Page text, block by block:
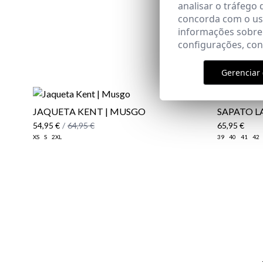
JAQUETA KENT | MUSGO
54,95 € / 64,95 €
XS S 2XL
​SAPATO
65,95 €
39 40 41 42
analisar o tráfego
concorda com o
informações
configurações,
Gerenciar